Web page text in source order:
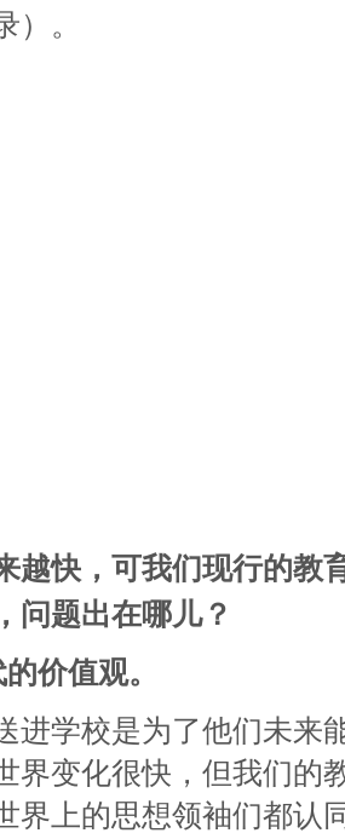
）。
越快，可我们现行的教
问题出在哪儿？
价值观。
进学校是为了他们未来
界变化很快，但我们的
界上的思想领袖们都认